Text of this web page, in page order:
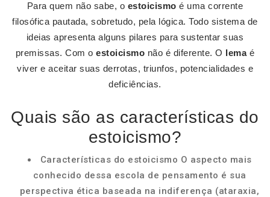
Para quem não sabe, o estoicismo é uma corrente
filosófica pautada, sobretudo, pela lógica. Todo sistema de
ideias apresenta alguns pilares para sustentar suas
premissas. Com oestoicismo não é diferente. O lemaé
viver e aceitar suas derrotas, triunfos, potencialidades e
deficiências.
Quais são as características do
estoicismo?
Características do estoicismo O aspecto mais
conhecido dessa escola de pensamento é sua
perspectiva ética baseada na indiferença (ataraxia,